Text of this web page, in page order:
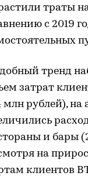
траты
с 2019
тренд
затрат
млн рублей), на
и бары
на
клиентов